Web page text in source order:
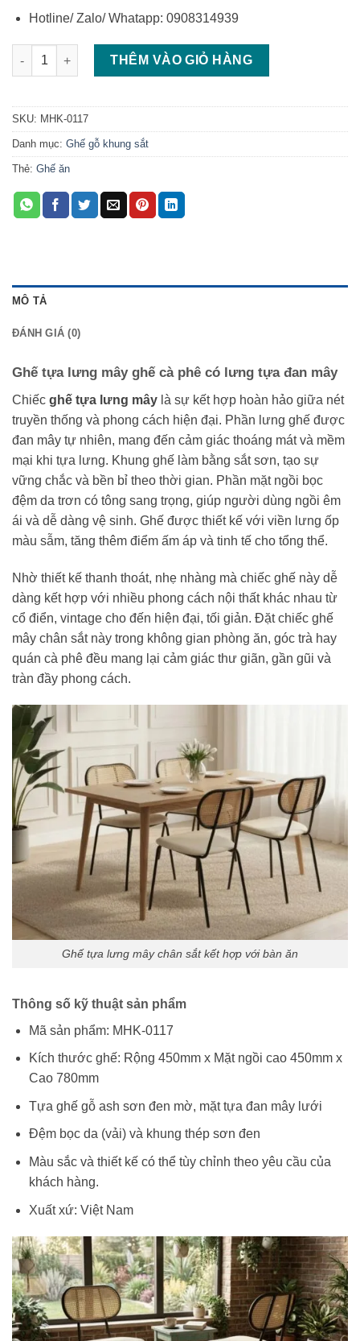
Hotline/ Zalo/ Whatapp: 0908314939
Ghế tựa lưng mây ghế mây chân sắt số lượng
THÊM VÀO GIỎ HÀNG
SKU: MHK-0117
Danh mục: Ghế gỗ khung sắt
Thẻ: Ghế ăn
MÔ TẢ
ĐÁNH GIÁ (0)
Ghế tựa lưng mây ghế cà phê có lưng tựa đan mây
Chiếc ghế tựa lưng mây là sự kết hợp hoàn hảo giữa nét
truyền thống và phong cách hiện đại. Phần lưng ghế được
đan mây tự nhiên, mang đến cảm giác thoáng mát và mềm
mại khi tựa lưng. Khung ghế làm bằng sắt sơn, tạo sự
vững chắc và bền bỉ theo thời gian. Phần mặt ngồi bọc
đệm da trơn có tông sang trọng, giúp người dùng ngồi êm
ái và dễ dàng vệ sinh. Ghế được thiết kế với viền lưng ốp
màu sẫm, tăng thêm điểm ấm áp và tinh tế cho tổng thể.
Nhờ thiết kế thanh thoát, nhẹ nhàng mà chiếc ghế này dễ
dàng kết hợp với nhiều phong cách nội thất khác nhau từ
cổ điển, vintage cho đến hiện đại, tối giản. Đặt chiếc ghế
mây chân sắt này trong không gian phòng ăn, góc trà hay
quán cà phê đều mang lại cảm giác thư giãn, gần gũi và
tràn đầy phong cách.
Ghế tựa lưng mây chân sắt kết hợp với bàn ăn
Thông số kỹ thuật sản phẩm
Mã sản phẩm: MHK-0117
Kích thước ghế: Rộng 450mm x Mặt ngồi cao 450mm x
Cao 780mm
Tựa ghế gỗ ash sơn đen mờ, mặt tựa đan mây lưới
Đệm bọc da (vải) và khung thép sơn đen
Màu sắc và thiết kế có thể tùy chỉnh theo yêu cầu của
khách hàng.
Xuất xứ: Việt Nam